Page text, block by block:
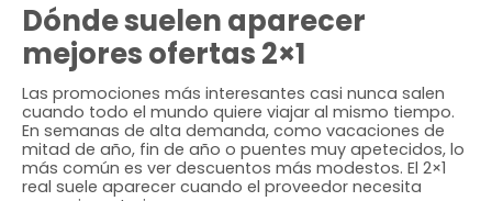
Dónde suelen aparecer
mejores ofertas 2×1
Las promociones más interesantes casi nunca salen
cuando todo el mundo quiere viajar al mismo tiempo.
En semanas de alta demanda, como vacaciones de
mitad de año, fin de año o puentes muy apetecidos, lo
más común es ver descuentos más modestos. El 2×1
real suele aparecer cuando el proveedor necesita